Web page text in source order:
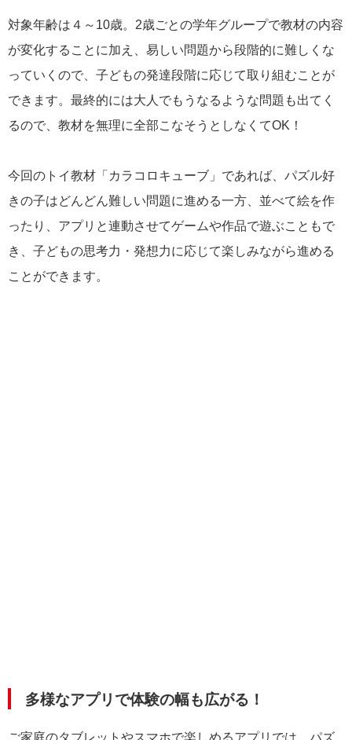
対象年齢は４～10歳。2歳ごとの学年グループで教材の内容
が変化することに加え、易しい問題から段階的に難しくな
っていくので、子どもの発達段階に応じて取り組むことが
できます。最終的には大人でもうなるような問題も出てく
るので、教材を無理に全部こなそうとしなくてOK！
今回のトイ教材「カラコロキューブ」であれば、パズル好
きの子はどんどん難しい問題に進める一方、並べて絵を作
ったり、アプリと連動させてゲームや作品で遊ぶこともで
き、子どもの思考力・発想力に応じて楽しみながら進める
ことができます。
多様なアプリで体験の幅も広がる！